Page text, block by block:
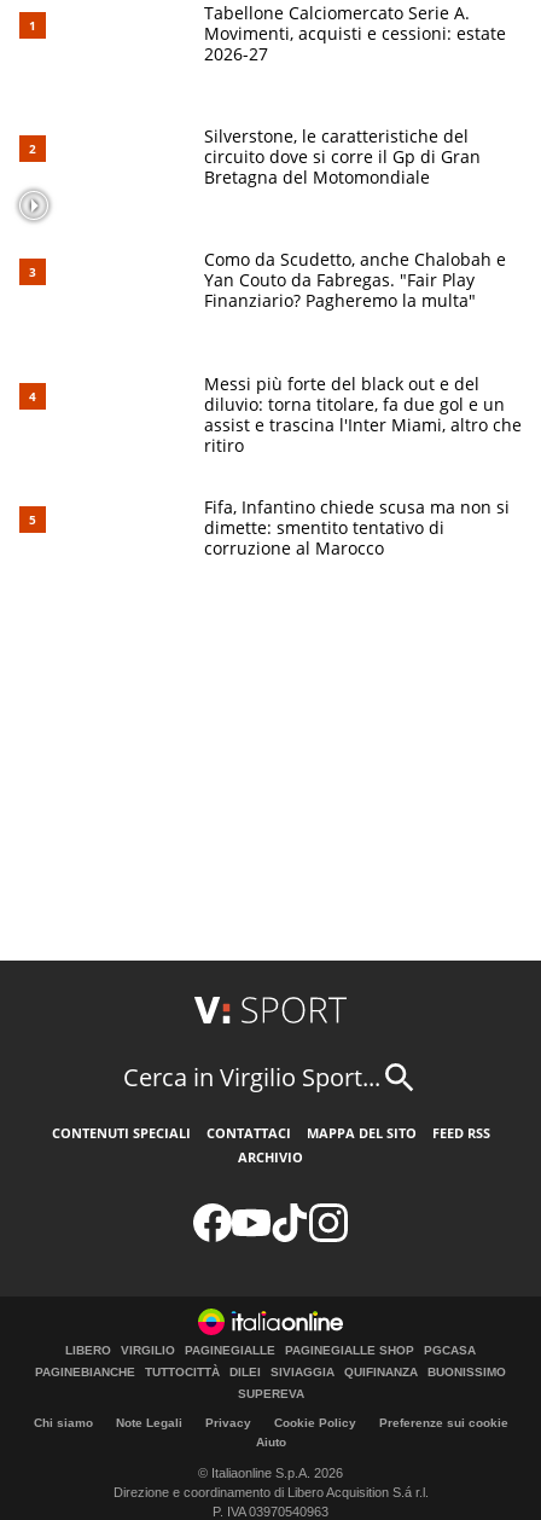
Tabellone Calciomercato Serie A.
Movimenti, acquisti e cessioni: estate
2026-27
Silverstone, le caratteristiche del
circuito dove si corre il Gp di Gran
Bretagna del Motomondiale
Como da Scudetto, anche Chalobah e
Yan Couto da Fabregas. "Fair Play
Finanziario? Pagheremo la multa"
Messi più forte del black out e del
diluvio: torna titolare, fa due gol e un
assist e trascina l'Inter Miami, altro che
ritiro
Fifa, Infantino chiede scusa ma non si
dimette: smentito tentativo di
corruzione al Marocco
Cerca in Virgilio Sport...
CONTENUTI SPECIALI CONTATTACI MAPPA DEL SITO
FEED RSS
ARCHIVIO
LIBERO VIRGILIO PAGINEGIALLE PAGINEGIALLE SHOP
PGCASA
PAGINEBIANCHE
TUTTOCITTÀ DILEI SIVIAGGIA QUIFINANZA
BUONISSIMO
SUPEREVA
Chi siamo Note Legali Privacy Cookie Policy
Preferenze sui cookie
Aiuto
© Italiaonline S.p.A. 2026
Direzione e coordinamento di Libero Acquisition S.á r.l.
P. IVA 03970540963